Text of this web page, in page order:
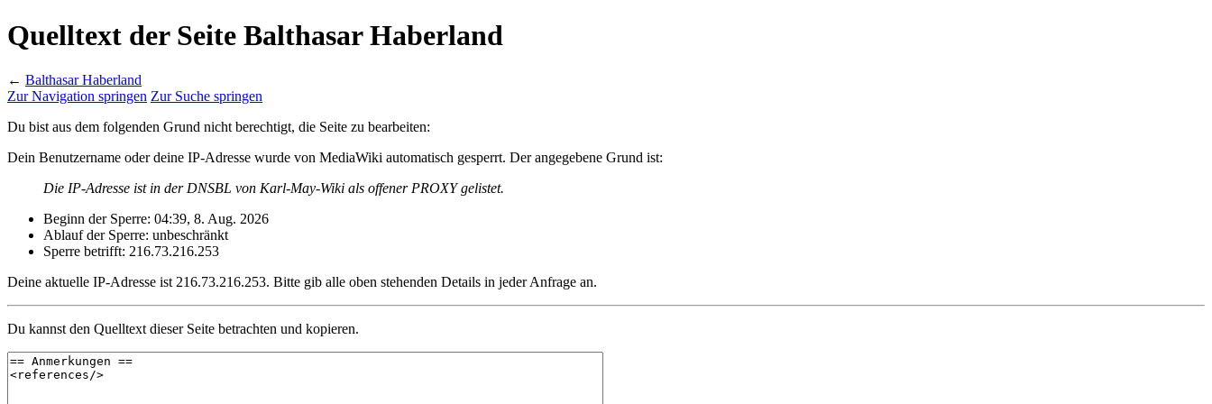
Quelltext der Seite Balthasar Haberland
← Balthasar Haberland
Zur Navigation springen Zur Suche springen
Du bist aus dem folgenden Grund nicht berechtigt, die Seite zu bearbeiten:
Dein Benutzername oder deine IP-Adresse wurde von MediaWiki automatisch gesperrt. Der angegebene Grund ist:
Die IP-Adresse ist in der DNSBL von Karl-May-Wiki als offener PROXY gelistet.
Beginn der Sperre: 04:39, 8. Aug. 2026
Ablauf der Sperre: unbeschränkt
Sperre betrifft: 216.73.216.253
Deine aktuelle IP-Adresse ist 216.73.216.253. Bitte gib alle oben stehenden Details in jeder Anfrage an.
Du kannst den Quelltext dieser Seite betrachten und kopieren.